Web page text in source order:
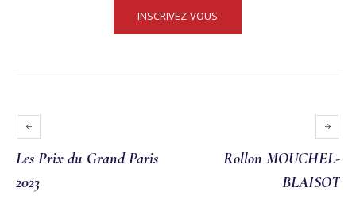
INSCRIVEZ-VOUS
Les Prix du Grand Paris
2023
Rollon MOUCHEL-
BLAISOT